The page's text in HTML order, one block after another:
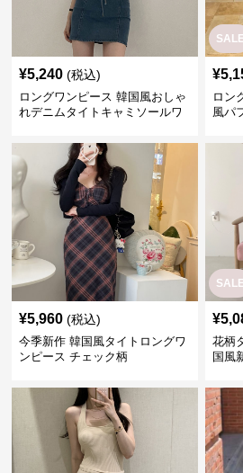
¥5,240 (税込)
ロングワンピース 韓国風おしゃ
れデニムタイトキャミソールワ
SALE
¥
ロン
風パ
¥5,960 (税込)
今季新作 韓国風タイトロングワ
ンピース チェック柄
SALE
¥
花柄
国風